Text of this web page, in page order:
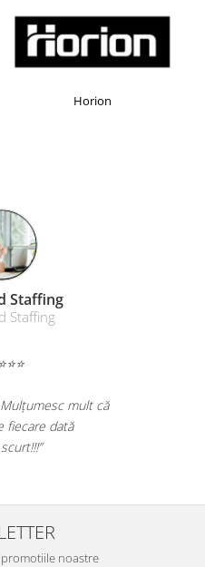
„Sunteți minunați!
mă ajutați de fiecare
noastre